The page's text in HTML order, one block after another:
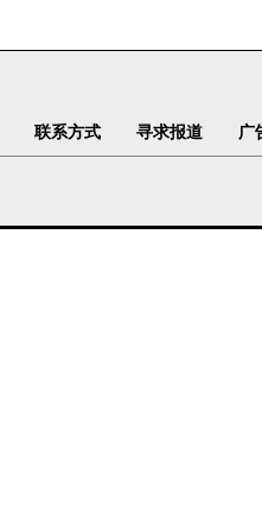
联系方式 寻求报道 广